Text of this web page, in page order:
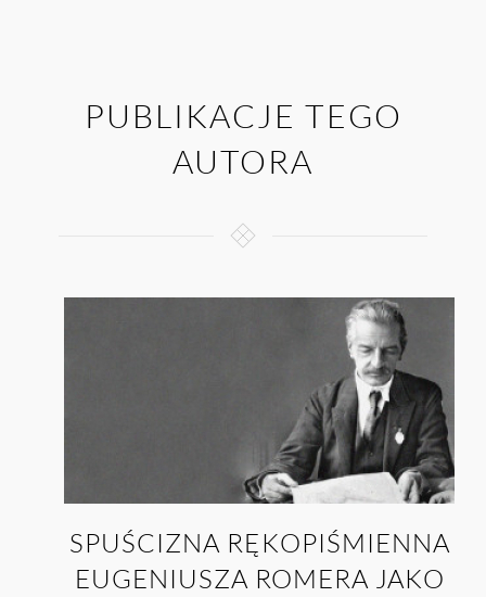
PUBLIKACJE TEGO
AUTORA
SPUŚCIZNA RĘKOPIŚMIENNA
EUGENIUSZA ROMERA JAKO